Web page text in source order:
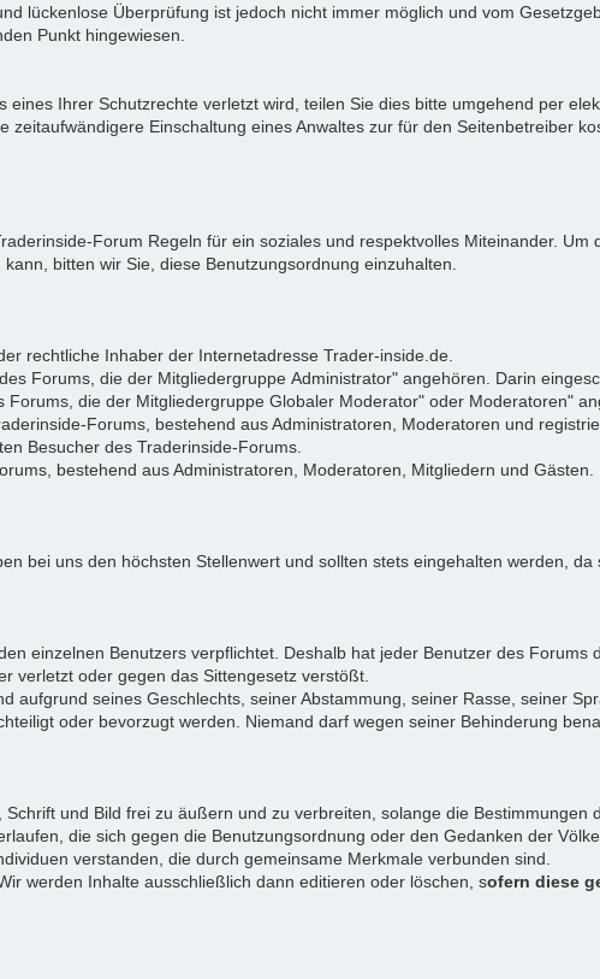
lückenlose Überprüfung ist jedoch nicht immer möglich und vom
Punkt hingewiesen.
eines Ihrer Schutzrechte verletzt wird, teilen Sie dies bitte umgehend per
zeitaufwändigere Einschaltung eines Anwaltes zur für den Seitenbetreiber
Forum Regeln für ein soziales und respektvolles Miteinander.
bitten wir Sie, diese Benutzungsordnung einzuhalten.
rechtliche Inhaber der Internetadresse Trader-inside.de.
Forums, die der Mitgliedergruppe Administrator" angehören. Darin
die der Mitgliedergruppe Globaler Moderator" oder Moderatoren"
Forums, bestehend aus Administratoren, Moderatoren und
Besucher des Traderinside-Forums.
bestehend aus Administratoren, Moderatoren, Mitgliedern und Gästen.
bei uns den höchsten Stellenwert und sollten stets eingehalten werden, da
einzelnen Benutzers verpflichtet. Deshalb hat jeder Benutzer des Forums
verletzt oder gegen das Sittengesetz verstößt.
aufgrund seines Geschlechts, seiner Abstammung, seiner Rasse, seiner
oder bevorzugt werden. Niemand darf wegen seiner Behinderung
und Bild frei zu äußern und zu verbreiten, solange die Bestimmungen
die sich gegen die Benutzungsordnung oder den Gedanken der
verstanden, die durch gemeinsame Merkmale verbunden sind.
werden Inhalte ausschließlich dann editieren oder löschen, sofern diese